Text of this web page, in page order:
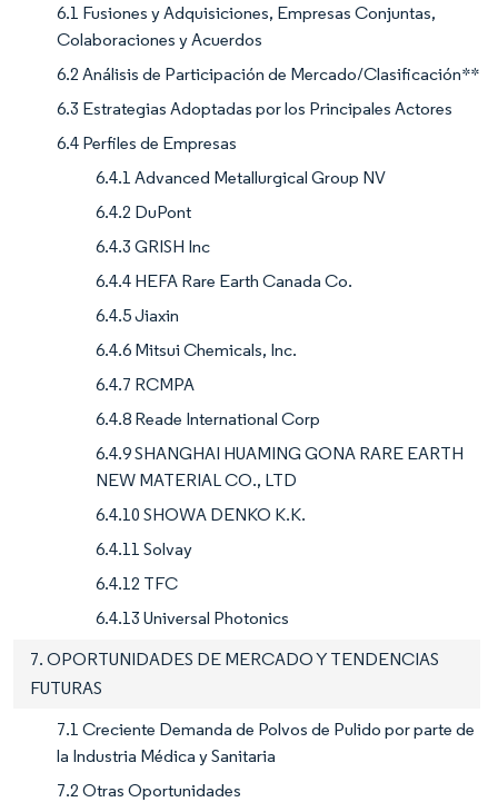
6.1 Fusiones y Adquisiciones, Empresas Conjuntas,
Colaboraciones y Acuerdos
6.2 Análisis de Participación de Mercado/Clasificación**
6.3 Estrategias Adoptadas por los Principales Actores
6.4 Perfiles de Empresas
6.4.1 Advanced Metallurgical Group NV
6.4.2 DuPont
6.4.3 GRISH Inc
6.4.4 HEFA Rare Earth Canada Co.
6.4.5 Jiaxin
6.4.6 Mitsui Chemicals, Inc.
6.4.7 RCMPA
6.4.8 Reade International Corp
6.4.9 SHANGHAI HUAMING GONA RARE EARTH
NEW MATERIAL CO., LTD
6.4.10 SHOWA DENKO K.K.
6.4.11 Solvay
6.4.12 TFC
6.4.13 Universal Photonics
7. OPORTUNIDADES DE MERCADO Y TENDENCIAS
FUTURAS
7.1 Creciente Demanda de Polvos de Pulido por parte de
la Industria Médica y Sanitaria
7.2 Otras Oportunidades